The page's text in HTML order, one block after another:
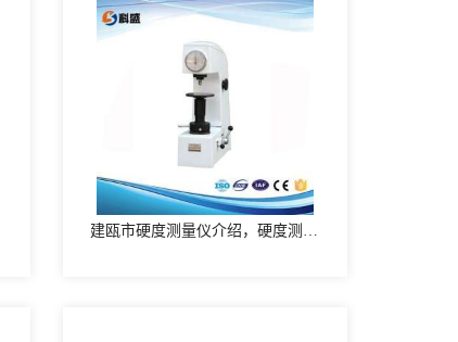
建瓯市硬度测量仪介绍，硬度测量仪相关知识